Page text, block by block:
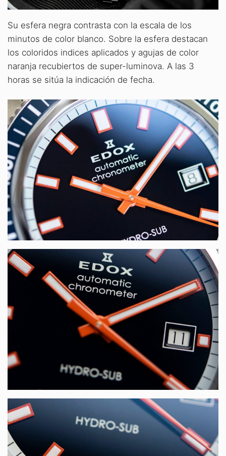
Su esfera negra contrasta con la escala de los
minutos de color blanco. Sobre la esfera destacan
los coloridos indices aplicados y agujas de color
naranja recubiertos de super-luminova. A las 3
horas se sitúa la indicación de fecha.